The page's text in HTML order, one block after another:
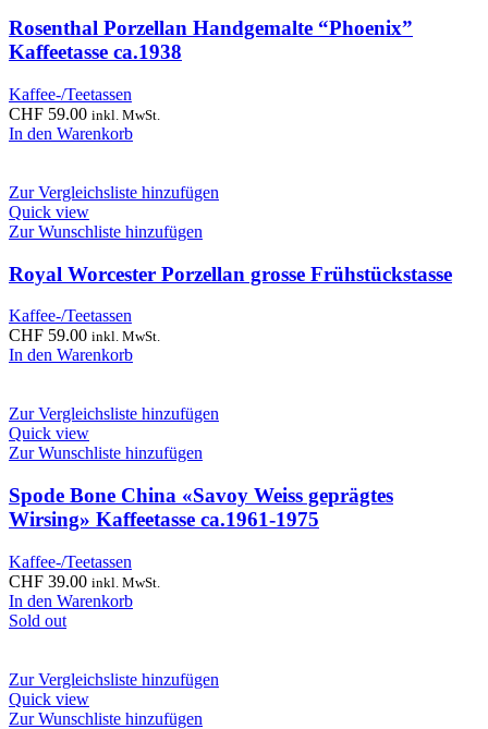
Rosenthal Porzellan Handgemalte “Phoenix”
Kaffeetasse ca.1938
Kaffee-/Teetassen
CHF 59.00 inkl. MwSt.
In den Warenkorb
Zur Vergleichsliste hinzufügen
Quick view
Zur Wunschliste hinzufügen
Royal Worcester Porzellan grosse Frühstückstasse
Kaffee-/Teetassen
CHF 59.00 inkl. MwSt.
In den Warenkorb
Zur Vergleichsliste hinzufügen
Quick view
Zur Wunschliste hinzufügen
Spode Bone China «Savoy Weiss geprägtes
Wirsing» Kaffeetasse ca.1961-1975
Kaffee-/Teetassen
CHF 39.00 inkl. MwSt.
In den Warenkorb
Sold out
Zur Vergleichsliste hinzufügen
Quick view
Zur Wunschliste hinzufügen